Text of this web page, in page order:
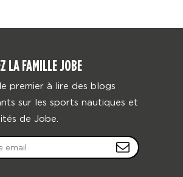
LA FAMILLE JOBE
premier à lire des blogs
sur les sports nautiques et
de Jobe.